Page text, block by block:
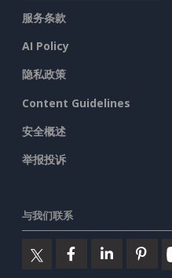
服务条款
AI Policy
隐私政策
Content Guidelines
安全概述
举报投诉
与我们联系